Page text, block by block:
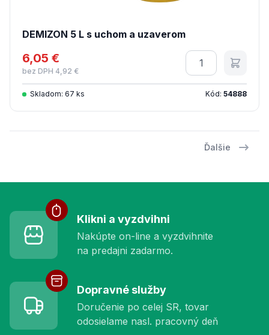
DEMIZON 5 L s uchom a uzaverom
6,05 €
bez DPH 4,92 €
Množstvo
Skladom: 67 ks Kód: 54888
Ďalšie
Služby pre vásKlikni a vyzdvihni
Nakúpte on-line a vyzdvihnite
na predajni zadarmo.
Dopravné služby
Doručenie po celej SR, tovar
odosielame nasl. pracovný deň